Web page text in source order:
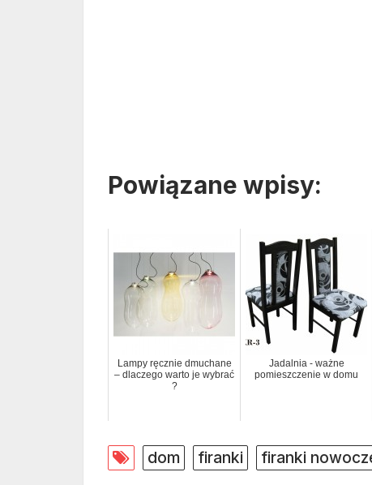
Powiązane wpisy:
Lampy ręcznie dmuchane
– dlaczego warto je wybrać
?
Jadalnia - ważne
pomieszczenie w domu
dom firanki firanki